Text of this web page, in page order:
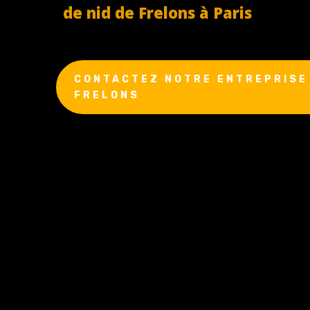
de nid de Frelons à Paris
CONTACTEZ NOTRE
FRELONS